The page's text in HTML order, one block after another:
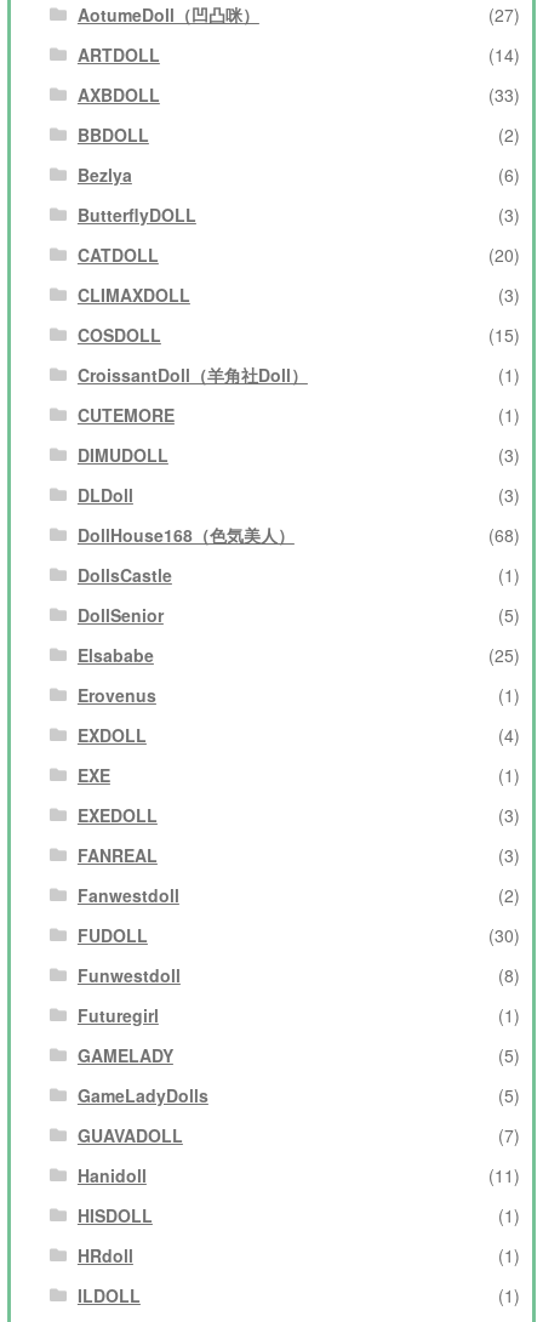
AotumeDoll（凹凸咪）
(27)
ARTDOLL
(14)
AXBDOLL
(33)
BBDOLL
(2)
Bezlya
(6)
ButterflyDOLL
(3)
CATDOLL
(20)
CLIMAXDOLL
(3)
COSDOLL
(15)
CroissantDoll（羊角社Doll）
(1)
CUTEMORE
(1)
DIMUDOLL
(3)
DLDoll
(3)
DollHouse168（色気美人）
(68)
DollsCastle
(1)
DollSenior
(5)
Elsababe
(25)
Erovenus
(1)
EXDOLL
(4)
EXE
(1)
EXEDOLL
(3)
FANREAL
(3)
Fanwestdoll
(2)
FUDOLL
(30)
Funwestdoll
(8)
Futuregirl
(1)
GAMELADY
(5)
GameLadyDolls
(5)
GUAVADOLL
(7)
Hanidoll
(11)
HISDOLL
(1)
HRdoll
(1)
ILDOLL
(1)